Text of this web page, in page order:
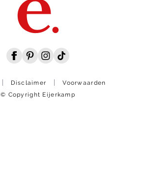
Disclaimer
Voorwaarden
© Copyright Eijerkamp